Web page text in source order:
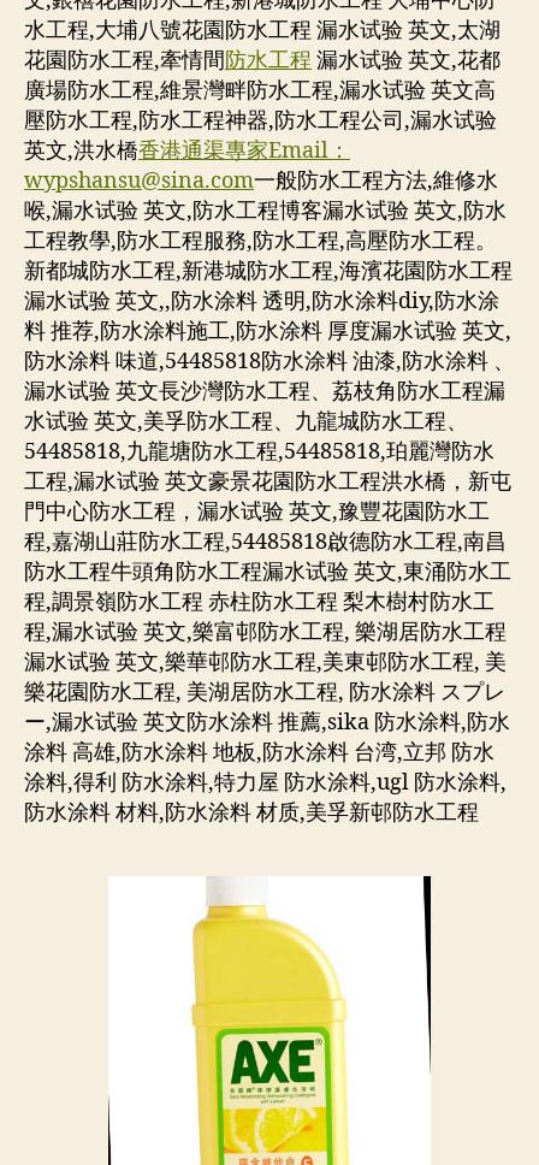
水工程,大埔八號花園防水工程 漏水试验 英文,太湖
花園防水工程,牽情間防水工程 漏水试验 英文,花都
廣場防水工程,維景灣畔防水工程,漏水试验 英文高
壓防水工程,防水工程神器,防水工程公司,漏水试验
英文,洪水橋香港通渠專家Email：
wypshansu@sina.com一般防水工程方法,維修水
喉,漏水试验 英文,防水工程博客漏水试验 英文,防水
工程教學,防水工程服務,防水工程,高壓防水工程。
新都城防水工程,新港城防水工程,海濱花園防水工程
漏水试验 英文,,防水涂料 透明,防水涂料diy,防水涂
料 推荐,防水涂料施工,防水涂料 厚度漏水试验 英文,
防水涂料 味道,54485818防水涂料 油漆,防水涂料 、
漏水试验 英文長沙灣防水工程、荔枝角防水工程漏
水试验 英文,美孚防水工程、九龍城防水工程、
54485818,九龍塘防水工程,54485818,珀麗灣防水
工程,漏水试验 英文豪景花園防水工程洪水橋，新屯
門中心防水工程，漏水试验 英文,豫豐花園防水工
程,嘉湖山莊防水工程,54485818啟德防水工程,南昌
防水工程牛頭角防水工程漏水试验 英文,東涌防水工
程,調景嶺防水工程 赤柱防水工程 梨木樹村防水工
程,漏水试验 英文,樂富邨防水工程, 樂湖居防水工程
漏水试验 英文,樂華邨防水工程,美東邨防水工程, 美
樂花園防水工程, 美湖居防水工程, 防水涂料 スプレ
ー,漏水试验 英文防水涂料 推薦,sika 防水涂料,防水
涂料 高雄,防水涂料 地板,防水涂料 台湾,立邦 防水
涂料,得利 防水涂料,特力屋 防水涂料,ugl 防水涂料,
防水涂料 材料,防水涂料 材质,美孚新邨防水工程